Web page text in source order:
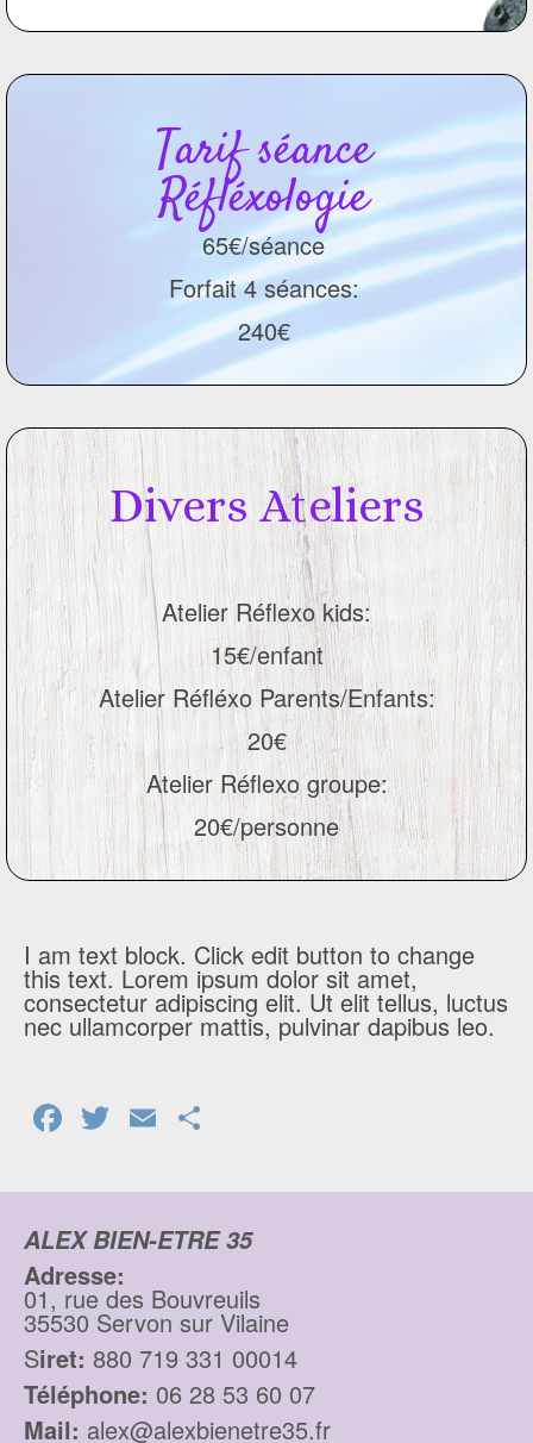
Tarif séance
Réfléxologie
65€/séance
Forfait 4 séances:
240€
Divers Ateliers
Atelier Réflexo kids:
15€/enfant
Atelier Réfléxo Parents/Enfants:
20€
Atelier Réflexo groupe:
20€/personne
I am text block. Click edit button to change
this text. Lorem ipsum dolor sit amet,
consectetur adipiscing elit. Ut elit tellus, luctus
nec ullamcorper mattis, pulvinar dapibus leo.
Facebook
TwitterEmail
ALEX BIEN-ETRE 35
Adresse:
01, rue des Bouvreuils
35530 Servon sur Vilaine
Siret: 880 719 331 00014
Téléphone: 06 28 53 60 07
Mail: alex@alexbienetre35.fr